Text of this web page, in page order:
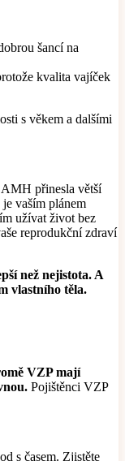
šancí na
kvalita vajíček
s věkem a dalšími
přinesla větší
vaším plánem
užívat život bez
reprodukční zdraví
než nejistota. A
vlastního těla.
VZP mají
Pojištěnci VZP
s časem. Zjistěte